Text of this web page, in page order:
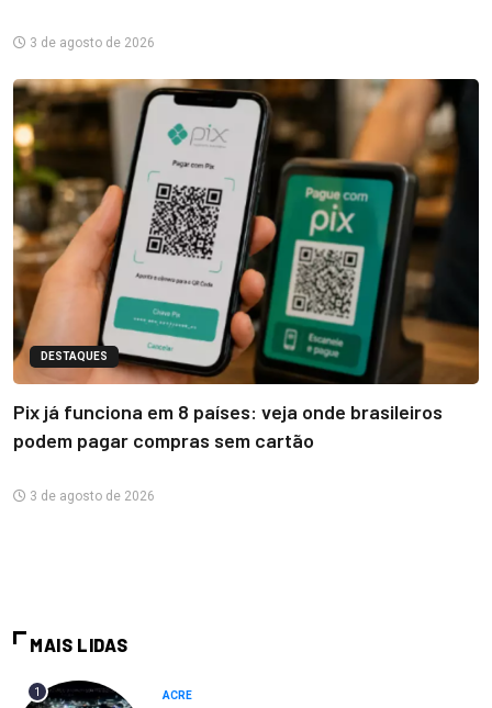
3 de agosto de 2026
DESTAQUES
Pix já funciona em 8 países: veja onde brasileiros
podem pagar compras sem cartão
3 de agosto de 2026
MAIS LIDAS
1 ACRE